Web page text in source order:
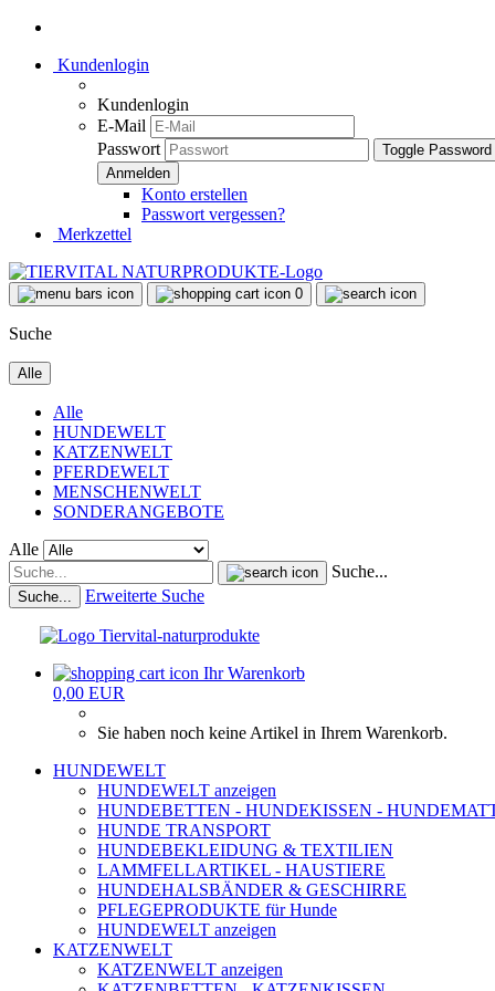
Kundenlogin
Kundenlogin
E-Mail
Passwort
Toggle
Konto erstellen
Passwort vergessen?
Merkzettel
0
Suche
Alle
Alle
HUNDEWELT
KATZENWELT
PFERDEWELT
MENSCHENWELT
SONDERANGEBOTE
Alle
Suche...
Suche... Erweiterte Suche
Ihr Warenkorb
0,00 EUR
Sie haben noch keine Artikel in Ihrem Warenkorb.
HUNDEWELT
HUNDEWELT anzeigen
HUNDEBETTEN - HUNDEKISSEN -
HUNDE TRANSPORT
HUNDEBEKLEIDUNG & TEXTILIEN
LAMMFELLARTIKEL - HAUSTIERE
HUNDEHALSBÄNDER & GESCHIRRE
PFLEGEPRODUKTE für Hunde
HUNDEWELT anzeigen
KATZENWELT
KATZENWELT anzeigen